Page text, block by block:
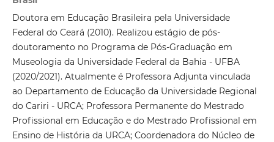
Doutora em Educação Brasileira pela Universidade
Federal do Ceará (2010). Realizou estágio de pós-
doutoramento no Programa de Pós-Graduação em
Museologia da Universidade Federal da Bahia - UFBA
(2020/2021). Atualmente é Professora Adjunta vinculada
ao Departamento de Educação da Universidade Regional
do Cariri - URCA; Professora Permanente do Mestrado
Profissional em Educação e do Mestrado Profissional em
Ensino de História da URCA; Coordenadora do Núcleo de